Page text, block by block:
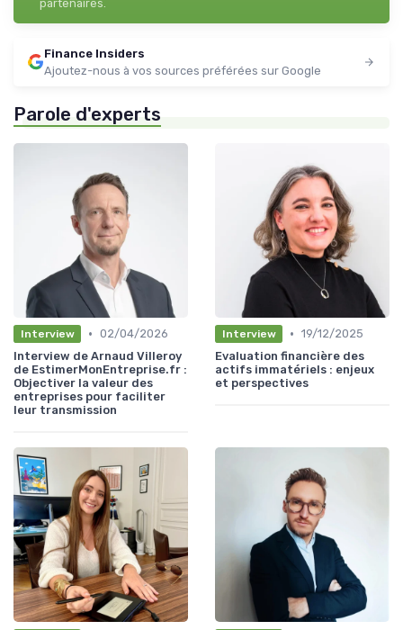
partenaires.
Finance Insiders
Ajoutez-nous à vos sources préférées sur Google
Parole d'experts
Interview • 02/04/2026
Interview de Arnaud Villeroy
de EstimerMonEntreprise.fr :
Objectiver la valeur des
entreprises pour faciliter
leur transmission
Interview • 19/12/2025
Evaluation financière des
actifs immatériels : enjeux
et perspectives